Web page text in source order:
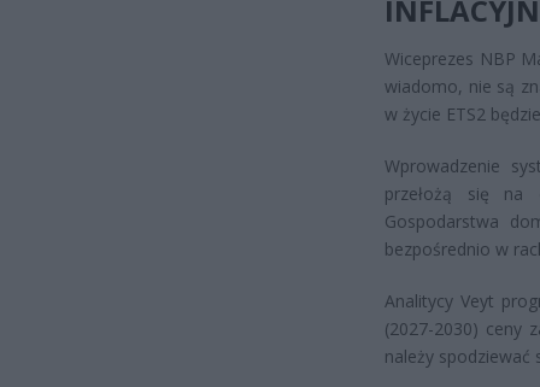
Wiceprezes NBP
wiadomo, nie są
w życie ETS2
Wprowadzenie
przełożą się na
Gospodarstwa
bezpośrednio w
Analitycy Veyt
(2027-2030) ceny
należy spodziewać